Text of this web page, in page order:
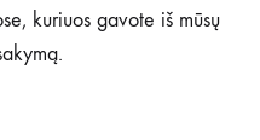
kuriuos gavote iš mūsų